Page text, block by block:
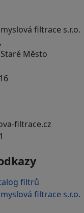
filtrace s.r.o.
Město
filtrace.cz
filtrů
filtrace s.r.o.